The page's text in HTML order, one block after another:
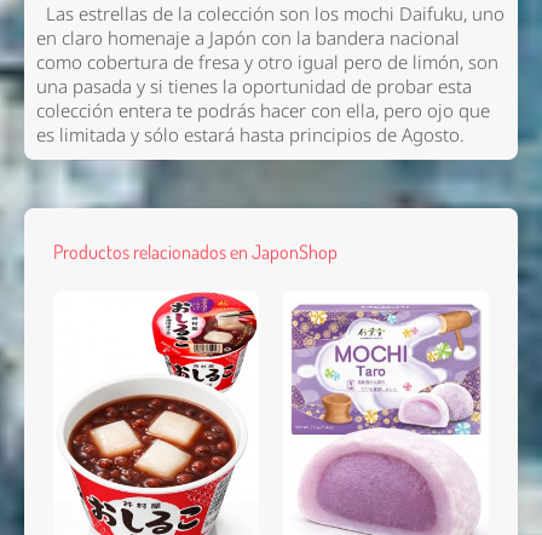
Las estrellas de la colección son los mochi Daifuku, uno
en claro homenaje a Japón con la bandera nacional
como cobertura de fresa y otro igual pero de limón, son
una pasada y si tienes la oportunidad de probar esta
colección entera te podrás hacer con ella, pero ojo que
es limitada y sólo estará hasta principios de Agosto.
Productos relacionados en JaponShop